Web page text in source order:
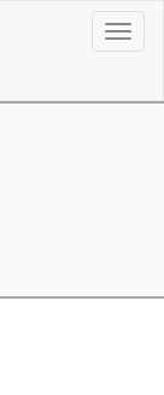
切
换
航